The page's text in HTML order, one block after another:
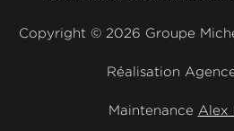
Copyright © 2026 Groupe
Réalisation
Maintenance Alex